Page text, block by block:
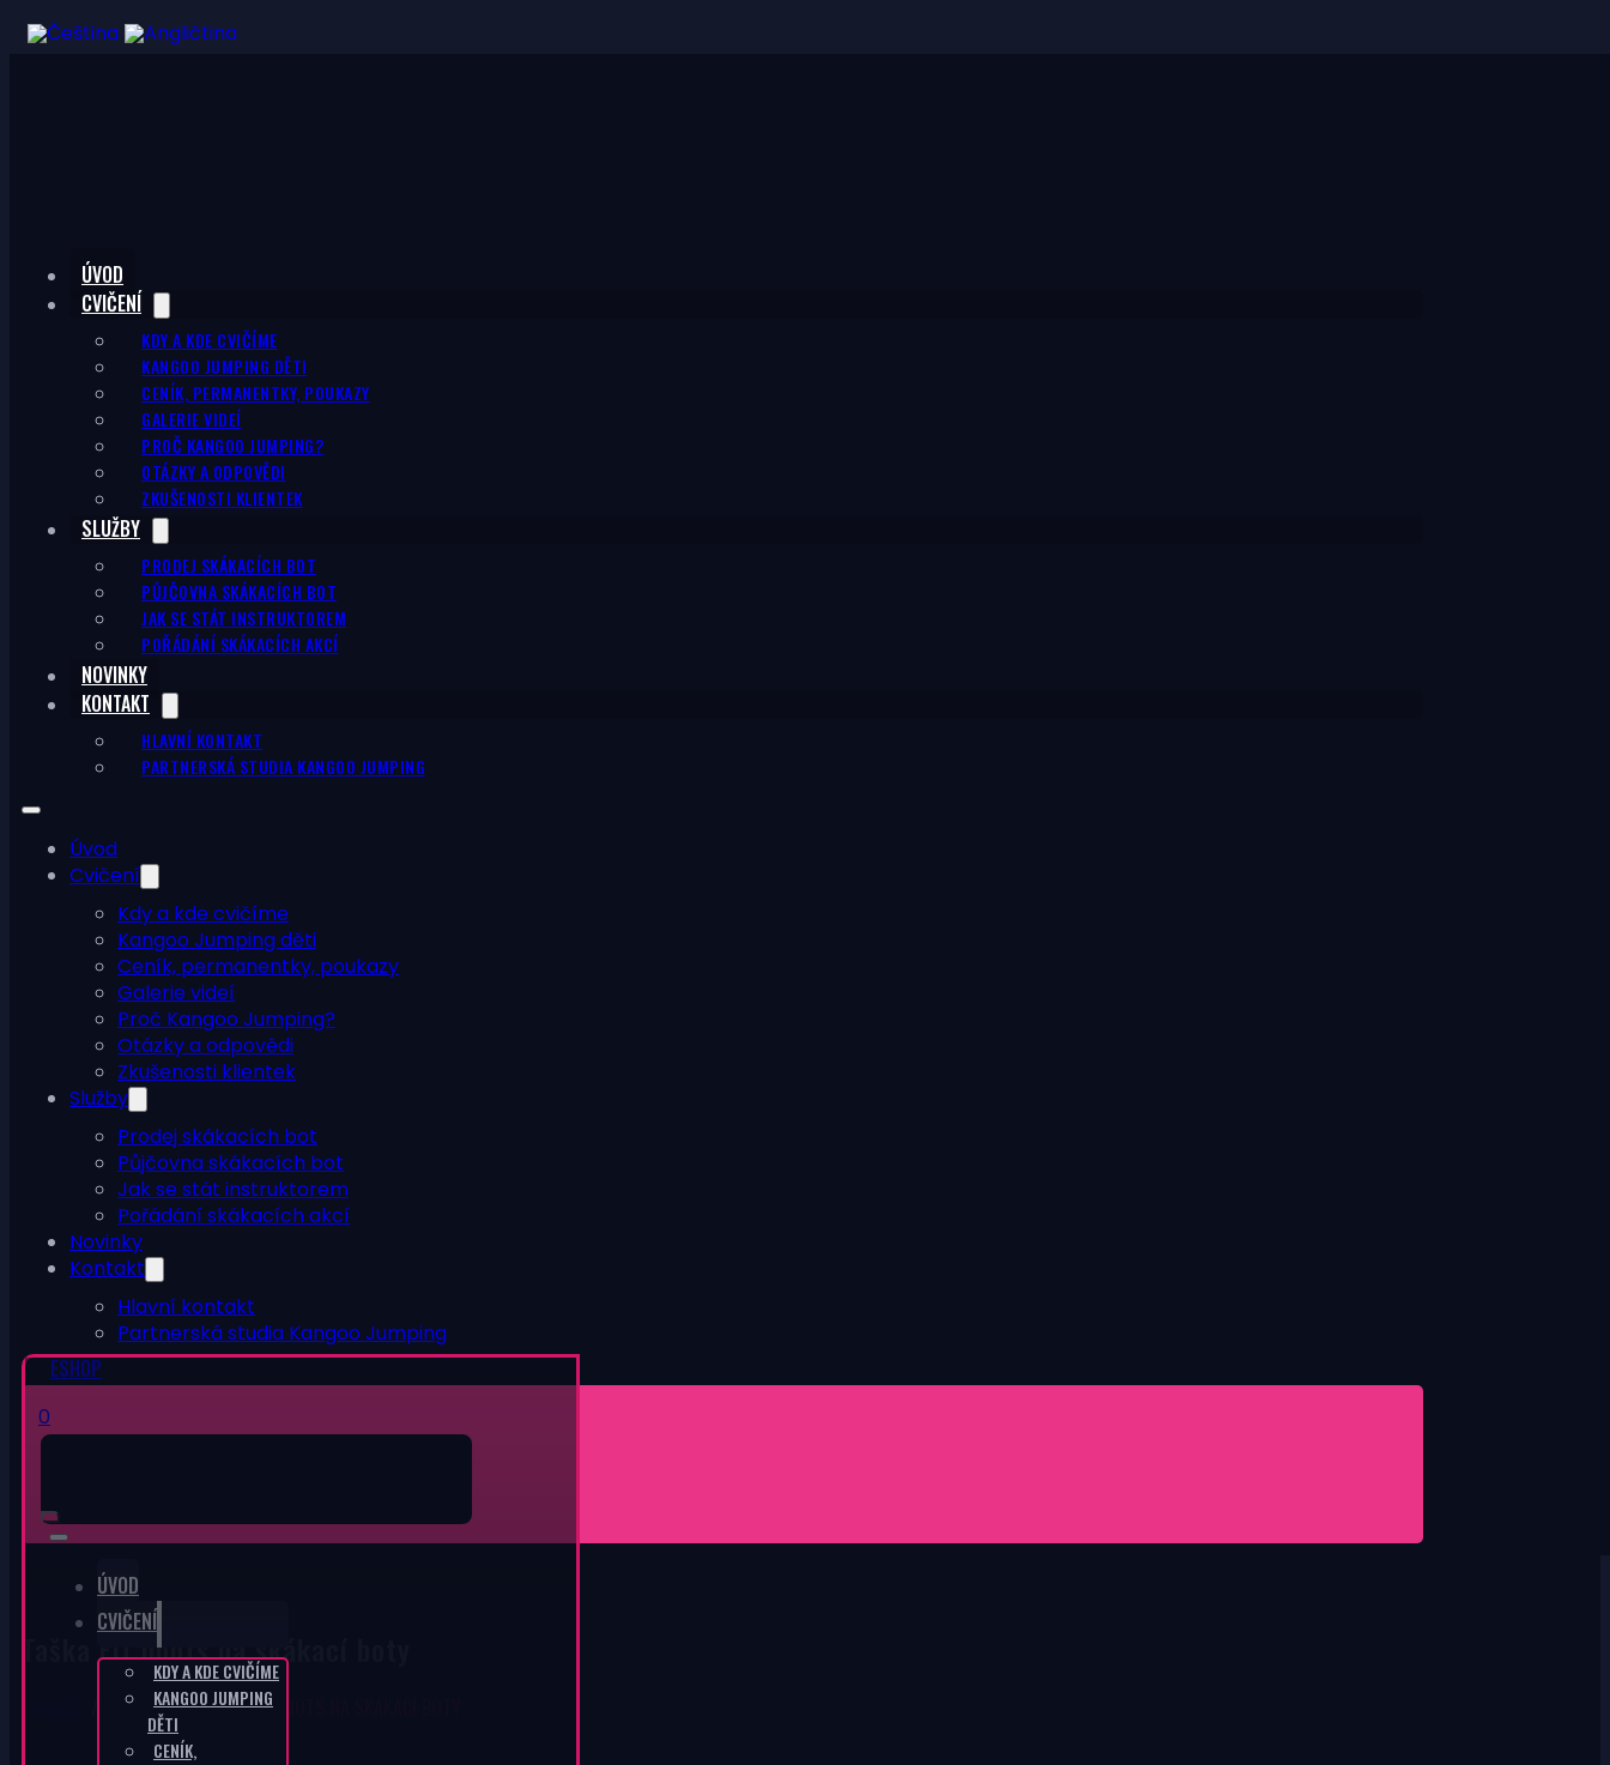
ÚVOD
CVIČENÍ
KDY A KDE CVIČÍME
KANGOO JUMPING DĚTI
CENÍK, PERMANENTKY, POUKAZY
GALERIE VIDEÍ
PROČ KANGOO JUMPING?
OTÁZKY A ODPOVĚDI
ZKUŠENOSTI KLIENTEK
SLUŽBY
PRODEJ SKÁKACÍCH BOT
PŮJČOVNA SKÁKACÍCH BOT
JAK SE STÁT INSTRUKTOREM
POŘÁDÁNÍ SKÁKACÍCH AKCÍ
NOVINKY
KONTAKT
HLAVNÍ KONTAKT
PARTNERSKÁ STUDIA KANGOO JUMPING
Úvod
Cvičení
Kdy a kde cvičíme
Kangoo Jumping děti
Ceník, permanentky, poukazy
Galerie videí
Proč Kangoo Jumping?
Otázky a odpovědi
Zkušenosti klientek
Služby
Prodej skákacích bot
Půjčovna skákacích bot
Jak se stát instruktorem
Pořádání skákacích akcí
Novinky
Kontakt
Hlavní kontakt
Partnerská studia Kangoo Jumping
ÚVOD
CVIČENÍ
KDY A KDE CVIČÍME
KANGOO JUMPING
DĚTI
CENÍK,
ESHOP
0
Taška Fit boots na skákací boty
E-SHOP / TAŠKA FIT BOOTS NA SKÁKACÍ BOTY